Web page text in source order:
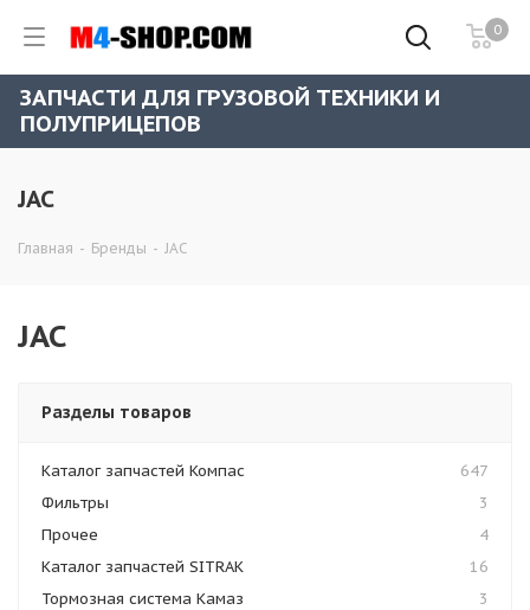
0
ЗАПЧАСТИ ДЛЯ ГРУЗОВОЙ ТЕХНИКИ И
ПОЛУПРИЦЕПОВ
JAC
Главная - Бренды - JAC
JAC
Разделы товаров
Каталог запчастей Компас
647
Фильтры
3
Прочее
4
Каталог запчастей SITRAK
16
Тормозная система Камаз
3